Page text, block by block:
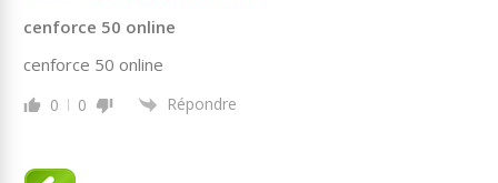
cenforce 50 online
cenforce 50 online
0 0 Répondre